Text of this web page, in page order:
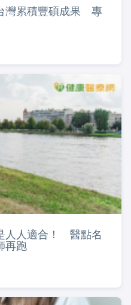
灣累積豐碩成果 專
人人適合！ 醫點名
再跑